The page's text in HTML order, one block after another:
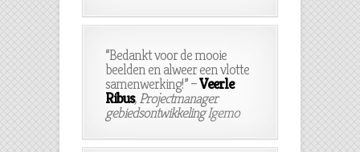
“Bedankt voor de mooie
beelden en alweer een vlotte
samenwerking!”–Veerle
Ribus, Projectmanager
gebiedsontwikkelingIgemo